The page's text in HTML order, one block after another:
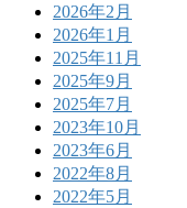
2026年2月
2026年1月
2025年11月
2025年9月
2025年7月
2023年10月
2023年6月
2022年8月
2022年5月